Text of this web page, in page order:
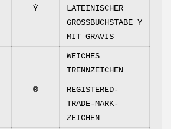
Ỳ
LATEINISCHER
GROSSBUCHSTABE Y
MIT GRAVIS
WEICHES
TRENNZEICHEN
®
REGISTERED-
TRADE-MARK-
ZEICHEN